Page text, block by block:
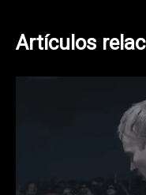
Artículos